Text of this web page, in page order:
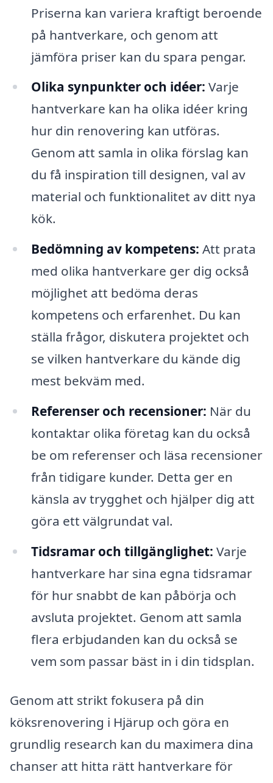
Priserna kan variera kraftigt beroende
på hantverkare, och genom att
jämföra priser kan du spara pengar.
Olika synpunkter och idéer: Varje
hantverkare kan ha olika idéer kring
hur din renovering kan utföras.
Genom att samla in olika förslag kan
du få inspiration till designen, val av
material och funktionalitet av ditt nya
kök.
Bedömning av kompetens: Att prata
med olika hantverkare ger dig också
möjlighet att bedöma deras
kompetens och erfarenhet. Du kan
ställa frågor, diskutera projektet och
se vilken hantverkare du kände dig
mest bekväm med.
Referenser och recensioner: När du
kontaktar olika företag kan du också
be om referenser och läsa recensioner
från tidigare kunder. Detta ger en
känsla av trygghet och hjälper dig att
göra ett välgrundat val.
Tidsramar och tillgänglighet: Varje
hantverkare har sina egna tidsramar
för hur snabbt de kan påbörja och
avsluta projektet. Genom att samla
flera erbjudanden kan du också se
vem som passar bäst in i din tidsplan.
Genom att strikt fokusera på din
köksrenovering i Hjärup och göra en
grundlig research kan du maximera dina
chanser att hitta rätt hantverkare för